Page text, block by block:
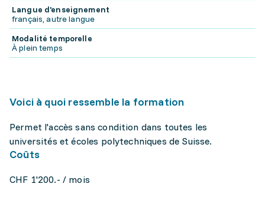
Langue d'enseignement
français, autre langue
Modalité temporelle
À plein temps
Voici à quoi ressemble la formation
Permet l'accès sans condition dans toutes les
universités et écoles polytechniques de Suisse.
Coûts
CHF 1'200.- / mois